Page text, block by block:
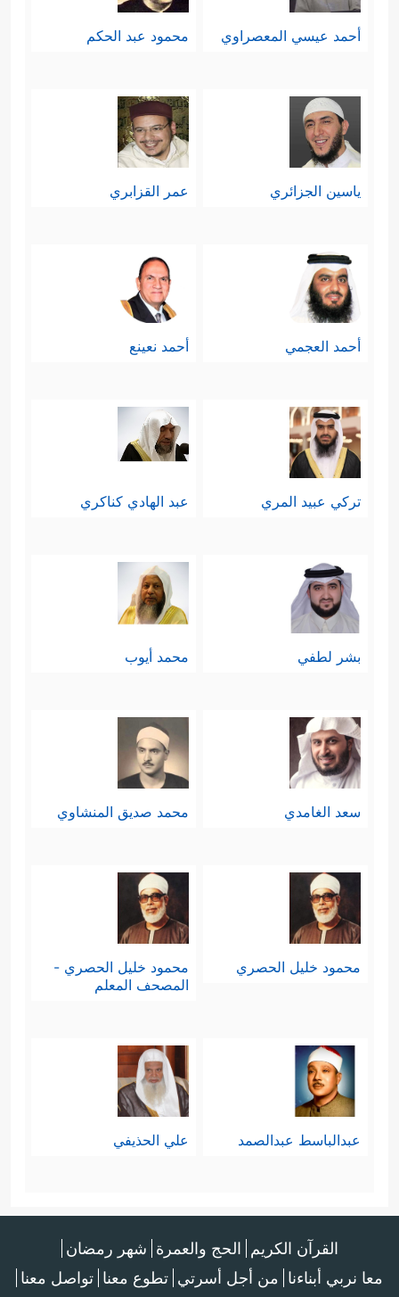
أحمد عيسي المعصراوي محمود عبد الحكم
ياسين الجزائري عمر القزابري
أحمد العجمي أحمد نعينع
تركي عبيد المري عبد الهادي كناكري
بشر لطفي محمد أيوب
سعد الغامدي محمد صديق المنشاوي
محمود خليل الحصري
محمود خليل الحصري -
المصحف المعلم
عبدالباسط عبدالصمد علي الحذيفي
القرآن الكريم الحج والعمرة شهر رمضان
معا نربي أبناءنا من أجل أسرتي تطوع معنا تواصل معنا